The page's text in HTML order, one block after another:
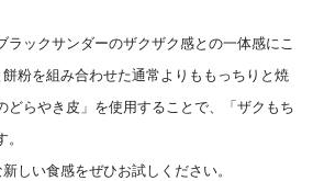
ラックサンダーのザクザク感との一体感にこ
粉を組み合わせた通常よりももっちりと焼
どらやき皮」を使用することで、「ザクもち
しい食感をぜひお試しください。